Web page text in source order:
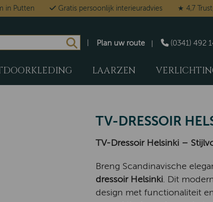
in Putten Gratis persoonlijk interieuradvies ★ 4,7
(0341) 492
Plan uw route
LAARZEN
TV-DRESSOIR
TV-Dressoir Helsinki –
Breng Scandinavische
dressoir Helsinki. Dit
design met functionaliteit